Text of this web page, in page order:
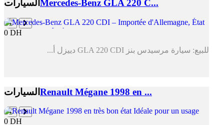
السيارات Mercedes-Benz GLA 220 C...
0 DH
للبيع: سيارة مرسيدس بنز GLA 220 CDI دييزل أ...
السيارات Renault Mégane 1998 en ...
0 DH